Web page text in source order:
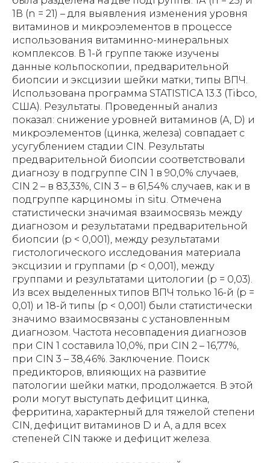
1В (n = 21) – для выявления изменения уровня
витаминов и микроэлементов в процессе
использования витаминно-минеральных
комплексов. В 1-й группе также изучены
данные кольпоскопии, предварительной
биопсии и эксцизии шейки матки, типы ВПЧ.
Использована программа STATISTICA 13.3 (Tibco,
США). Результаты. Проведенный анализ
показал: снижение уровней витаминов (А, D) и
микроэлементов (цинка, железа) совпадает с
усугублением стадии CIN. Результаты
предварительной биопсии соответствовали
диагнозу в подгруппе CIN 1 в 90,0% случаев,
CIN 2 – в 83,33%, CIN 3 – в 61,54% случаев, как и в
подгруппе карциномы in situ. Отмечена
статистически значимая взаимосвязь между
диагнозом и результатами предварительной
биопсии (р < 0,001), между результатами
гистологического исследования материала
эксцизии и группами (р < 0,001), между
группами и результатами цитологии (р = 0,03).
Из всех выделенных типов ВПЧ только 16-й (р =
0,01) и 18-й типы (р < 0,001) были статистически
значимо взаимосвязаны с установленным
диагнозом. Частота несовпадения диагнозов
при CIN 1 составила 10,0%, при CIN 2 – 16,77%,
при CIN 3 – 38,46%. Заключение. Поиск
предикторов, влияющих на развитие
патологии шейки матки, продолжается. В этой
роли могут выступать дефицит цинка,
ферритина, характерный для тяжелой степени
CIN, дефицит витаминов D и А, а для всех
степеней CIN также и дефицит железа.